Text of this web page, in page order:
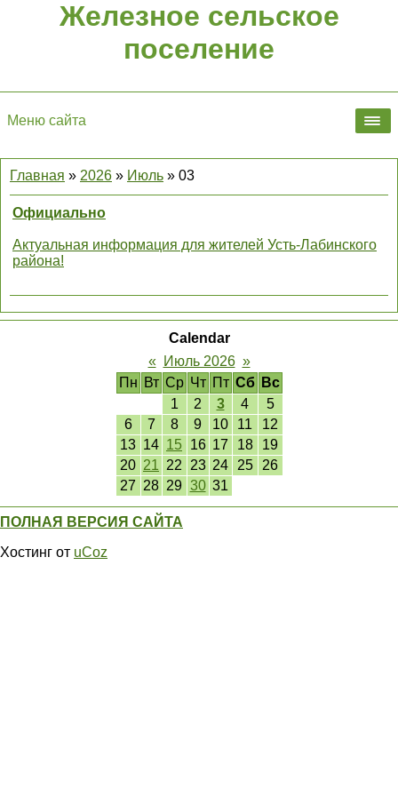
Железное сельское
поселение
Меню сайта
Главная » 2026 » Июль » 03
Официально
Актуальная информация для жителей Усть‑Лабинского
района!
Calendar
«
Июль 2026 »
Пн Вт Ср Чт Пт Сб
Вс
1
2 3 4
5
6
7 8 9 10 11
12
13 14 15 16 17 18
19
20 21 22 23 24 25
26
27 28 29 30 31
ПОЛНАЯ ВЕРСИЯ САЙТА
Хостинг от uCoz